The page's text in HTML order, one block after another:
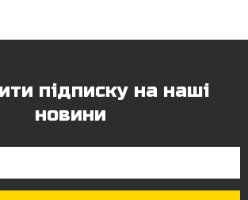
підписку на наші
новини